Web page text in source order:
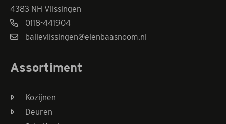
4383 NH Vlissingen
0118-441904
balievlissingen@elenbaasnoom.nl
Assortiment
Kozijnen
Deuren